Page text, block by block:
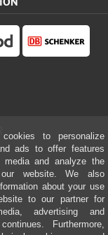
to personalize
ads to offer features
media and analyze the
website. We also
about your use
to our partner for
advertising and
Furthermore,